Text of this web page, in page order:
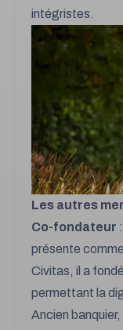
intégristes.
Les autres
Co-fondateur
présente
Civitas, il a
permettant la
Ancien banquier,